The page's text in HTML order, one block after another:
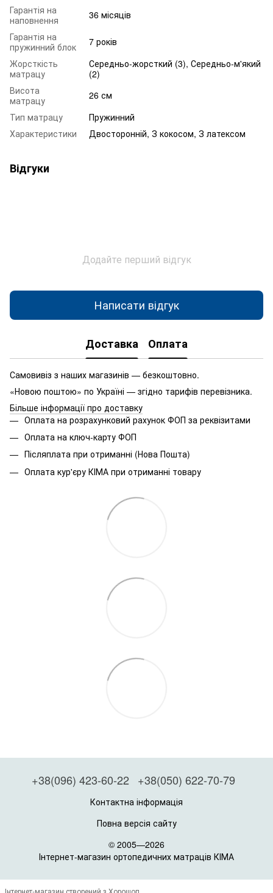
Гарантія на
наповнення
36 місяців
Гарантія на
пружинний блок
7 років
Жорсткість
матрацу
Середньо-жорсткий (3), Середньо-м'який
(2)
Висота
матрацу
26 см
Тип матрацу
Пружинний
Характеристики
Двосторонній, З кокосом, З латексом
Відгуки
Додайте перший відгук
Написати відгук
Доставка Оплата
Самовивіз з наших магазинів — безкоштовно.
«Новою поштою» по Україні — згідно тарифів перевізника.
Більше інформації про доставку
Оплата на розрахунковий рахунок ФОП за реквізитами
Оплата на ключ-карту ФОП
Післяплата при отриманні (Нова Пошта)
Оплата кур'єру КІМА при отриманні товару
+38(096) 423-60-22 +38(050) 622-70-79
Контактна інформація
Повна версія сайту
© 2005—2026
Інтернет-магазин ортопедичних матраців КІМА
Інтернет-магазин створений з Хорошоп